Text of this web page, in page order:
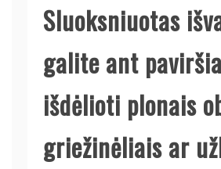
Sluoksniuotas
galite ant
išdėlioti plonais
griežinėliais ar